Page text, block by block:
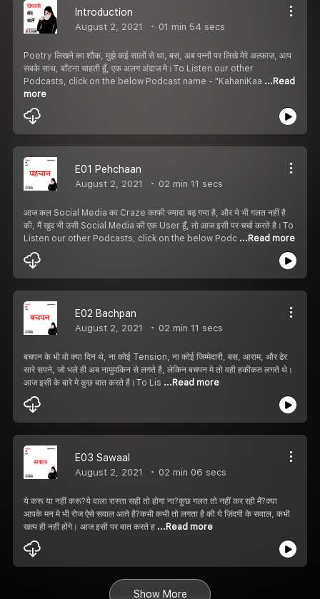
Introduction
August 2, 2021 01 min 54 secs
Poetry लिखने का शौक, मुझे कई सालों से था, बस, अब पन्नों पर लिखे मेरे अल्फ़ाज़, आप
सबके साथ, बाँटना चाहती हूँ, एक अलग अंदाज मे।To Listen our other
Podcasts, click on the below Podcast name - "KahaniKaa ...Read
more
E01 Pehchaan
August 2, 2021 02 min 11 secs
आज कल Social Media का Craze काफी ज्यादा बढ़ गया है, और ये भी गलत नहीं है
की, मैं खुद भी उसी Social Media की एक User हूँ, तो आज इसी पर चर्चा करते है।To
Listen our other Podcasts, click on the below Podc ...Read more
E02 Bachpan
August 2, 2021 02 min 11 secs
बचपन के भी वो क्या दिन थे, ना कोई Tension, ना कोई जिम्मेदारी, बस, आराम, और ढेर
सारे सपने, जो भले ही अब नामुमकिन से लगते है, लेकिन बचपन मे तो वही हकीकत लगते थे।
आज इसी के बारे मे कुछ बात करते है।To Lis ...Read more
E03 Sawaal
August 2, 2021 02 min 06 secs
ये करू या नहीं करू?ये वाला रास्ता सही तो होगा ना?कुछ गलत तो नहीं कर रही मैं?क्या
आपके मन मे भी रोज ऐसे सवाल आते है?कभी कभी तो लगता है की ये ज़िंदगी के सवाल, कभी
खत्म ही नहीं होंगे। आज इसी पर बात करते ह ...Read more
Show More